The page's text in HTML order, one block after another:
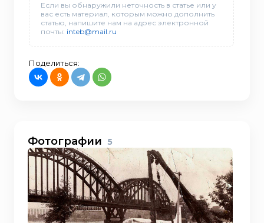
Если вы обнаружили неточность в статье или у
вас есть материал, которым можно дополнить
статью, напишите нам на адрес электронной
почты: inteb@mail.ru
Поделиться:
Фотографии 5